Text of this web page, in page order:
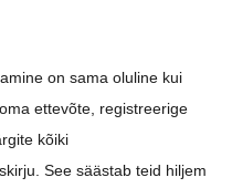
on sama oluline kui
ettevõte, registreerige
kõiki
See säästab teid hiljem